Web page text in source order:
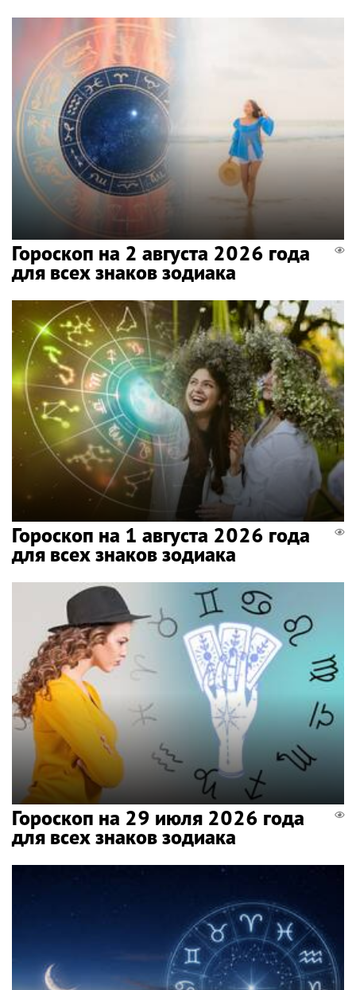
Гороскоп на 2 августа 2026 года
для всех знаков зодиака
Гороскоп на 1 августа 2026 года
для всех знаков зодиака
Гороскоп на 29 июля 2026 года
для всех знаков зодиака